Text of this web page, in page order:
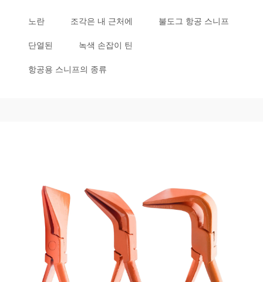
노란 조각은 내 근처에 불도그 항공 스니프
단열된 녹색 손잡이 틴
항공용 스니프의 종류